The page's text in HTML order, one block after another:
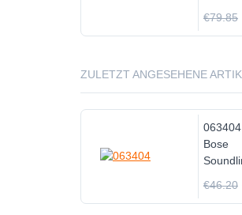
€79.85
ZULETZT ANGESEHENE
Bose
€46.20